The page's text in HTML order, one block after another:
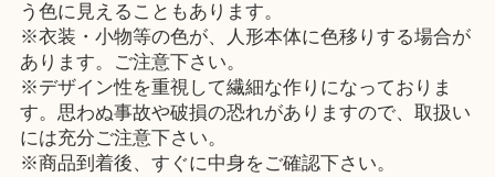
う色に見えることもあります。
※衣装・小物等の色が、人形本体に色移りする場合が
あります。ご注意下さい。
※デザイン性を重視して繊細な作りになっておりま
す。思わぬ事故や破損の恐れがありますので、取扱い
には充分ご注意下さい。
※商品到着後、すぐに中身をご確認下さい。